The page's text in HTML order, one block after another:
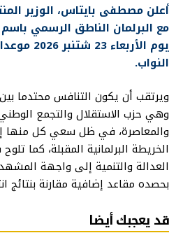
أعلن مصطفى بايتاس، الوزير
مع البرلمان الناطق الرسمي
يوم
النواب.
ويرتقب أن يكون التنافس محتدما بين
وهي حزب الاستقلال والتجمع الوطني
والمعاصرة، في ظل سعي كل منها
الخريطة البرلمانية المقبلة، كما
العدالة والتنمية إلى واجهة
بحصده مقاعد إضافية مقارنة بنتائج
قد يعجبك أيضا